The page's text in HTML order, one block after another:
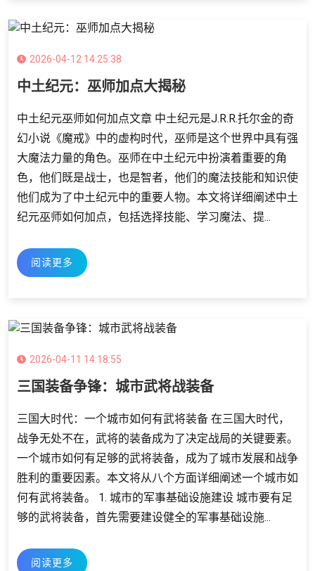
2026-04-12 14:25:38
中土纪元：巫师加点大揭秘
中土纪元巫师如何加点文章 中土纪元是J.R.R.托尔金的奇
幻小说《魔戒》中的虚构时代，巫师是这个世界中具有强
大魔法力量的角色。巫师在中土纪元中扮演着重要的角
色，他们既是战士，也是智者，他们的魔法技能和知识使
他们成为了中土纪元中的重要人物。本文将详细阐述中土
纪元巫师如何加点，包括选择技能、学习魔法、提...
阅读更多
2026-04-11 14:18:55
三国装备争锋：城市武将战装备
三国大时代：一个城市如何有武将装备 在三国大时代，
战争无处不在，武将的装备成为了决定战局的关键要素。
一个城市如何有足够的武将装备，成为了城市发展和战争
胜利的重要因素。本文将从八个方面详细阐述一个城市如
何有武将装备。 1. 城市的军事基础设施建设 城市要有足
够的武将装备，首先需要建设健全的军事基础设施...
阅读更多